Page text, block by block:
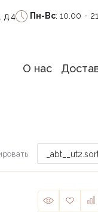
д.4 Пн-Вс: 10.00 -
О нас